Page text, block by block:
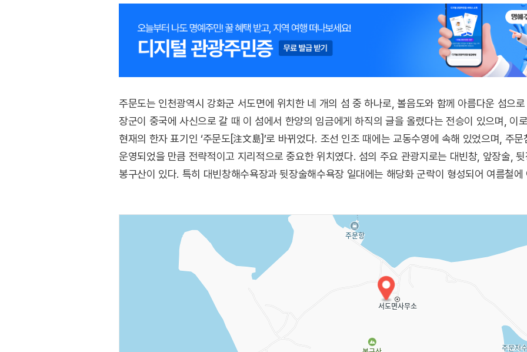
주문도는 인천광역시 강화군 서도면에 위치한 네 개의 섬 중 하나로, 볼음도와 함께 아름다운 섬으
장군이 중국에 사신으로 갈 때 이 섬에서 한양의 임금에게 하직의 글을 올렸다는 전승이 있으며, 이
현재의 한자 표기인 ‘주문도[注文島]’로 바뀌었다. 조선 인조 때에는 교동수영에 속해 있었으며, 주
운영되었을 만큼 전략적이고 지리적으로 중요한 위치였다. 섬의 주요 관광지로는 대빈창, 앞장술,
봉구산이 있다. 특히 대빈창해수욕장과 뒷장술해수욕장 일대에는 해당화 군락이 형성되어 여름철